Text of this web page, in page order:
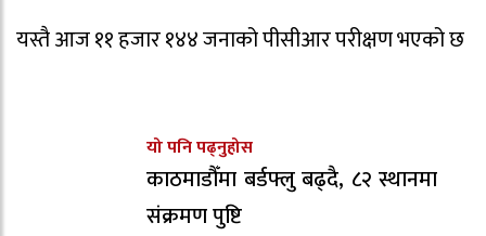
यस्तै आज ११ हजार १४४ जनाको पीसीआर परीक्षण भएको छ
यो पनि पढ्नुहोस
काठमाडौँमा बर्डफ्लु बढ्दै, ८२ स्थानमा
संक्रमण पुष्टि